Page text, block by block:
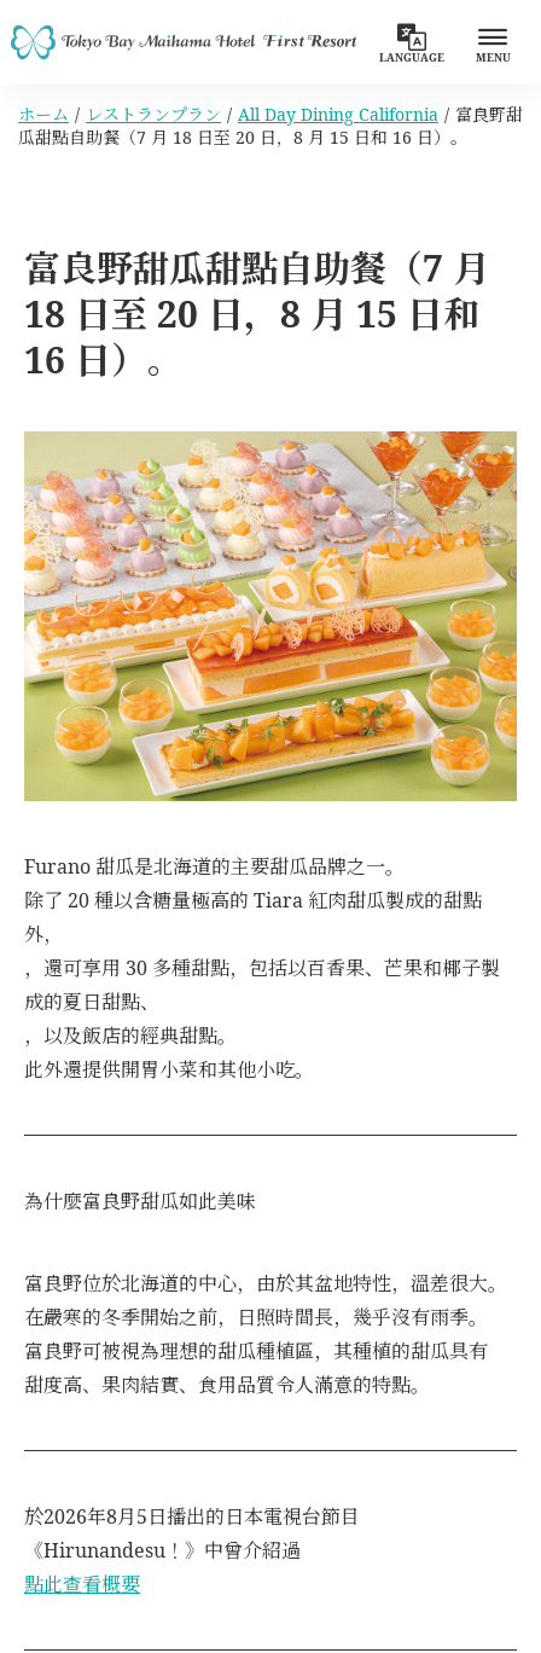
LANGUAGE MENU
ホーム レストランプラン All Day Dining California
富良野甜
瓜甜點自助餐（7 月 18 日至 20 日，8 月 15 日和 16 日）。
富良野甜瓜甜點自助餐（7 月
18 日至 20 日，8 月 15 日和
16 日）。
Furano 甜瓜是北海道的主要甜瓜品牌之一。
除了 20 種以含糖量極高的 Tiara 紅肉甜瓜製成的甜點
外，
，還可享用 30 多種甜點，包括以百香果、芒果和椰子製
成的夏日甜點、
，以及飯店的經典甜點。
此外還提供開胃小菜和其他小吃。
為什麼富良野甜瓜如此美味
富良野位於北海道的中心，由於其盆地特性，溫差很大。
在嚴寒的冬季開始之前，日照時間長，幾乎沒有雨季。
富良野可被視為理想的甜瓜種植區，其種植的甜瓜具有
甜度高、果肉結實、食用品質令人滿意的特點。
於2026年8月5日播出的日本電視台節目
《Hirunandesu！》中曾介紹過
點此查看概要